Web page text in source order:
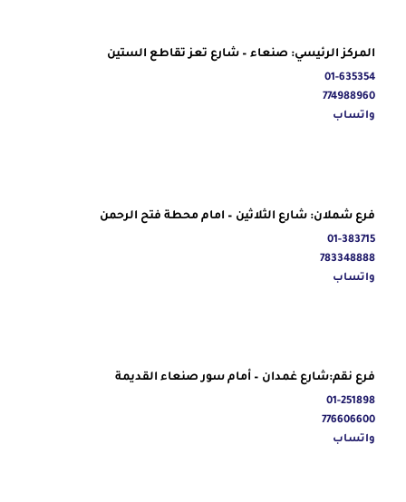
المركز الرئيسي: صنعاء – شارع تعز تقاطع الستين
01-635354
774988960
واتساب
فرع شملان: شارع الثلاثين – امام محطة فتح الرحمن
01-383715
783348888
واتساب
فرع نقم:شارع غمدان – أمام سور صنعاء القديمة
01-251898
776606600
واتساب